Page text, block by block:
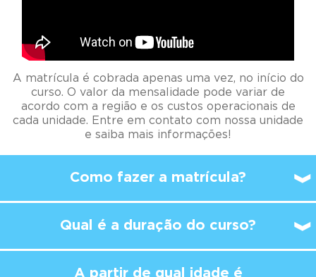
A matrícula é cobrada apenas uma vez, no início do
curso. O valor da mensalidade pode variar de
acordo com a região e os custos operacionais de
cada unidade. Entre em contato com nossa unidade
e saiba mais informações!
Como fazer a matrícula?
Qual é a duração do curso?
A partir de qual idade é